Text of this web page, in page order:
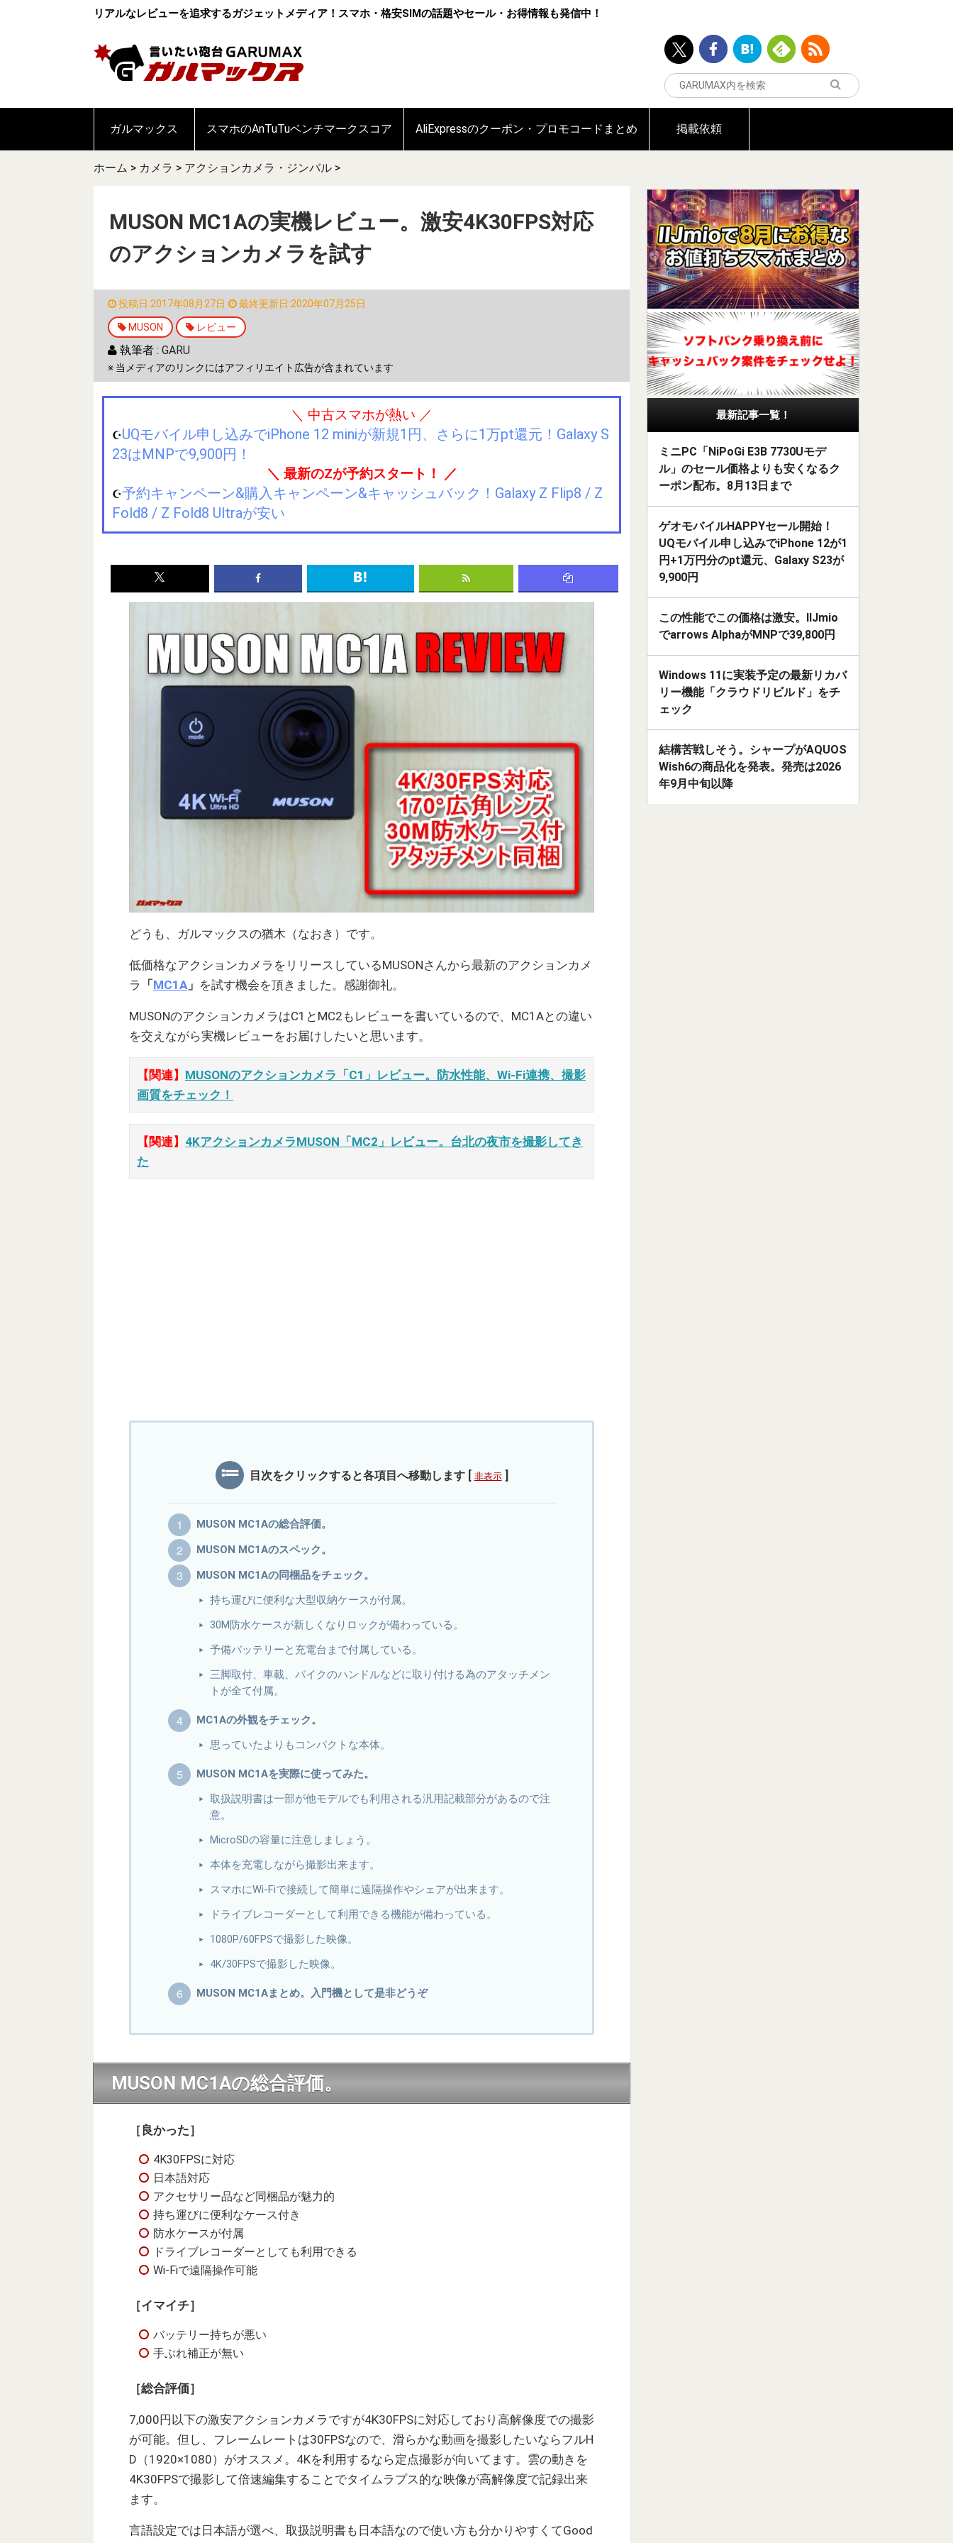
リアルなレビューを追求するガジェットメディア！スマホ・格安SIMの話題やセール・お得情報も発信中！
ガルマックス スマホのAnTuTuベンチマークスコア AliExpressのクーポン・プロモコードまとめ 掲載依頼
ホーム > カメラ > アクションカメラ・ジンバル >
MUSON MC1Aの実機レビュー。激安4K30FPS対応
のアクションカメラを試す
投稿日:2017年08月27日 最終更新日:2020年07月25日
MUSON レビュー
執筆者 : GARU
※ 当メディアのリンクにはアフィリエイト広告が含まれています
＼ 中古スマホが熱い ／
☪️UQモバイル申し込みでiPhone 12 miniが新規1円、さらに1万pt還元！Galaxy S
23はMNPで9,900円！
＼ 最新のZが予約スタート！ ／
☪️予約キャンペーン&購入キャンペーン&キャッシュバック！Galaxy Z Flip8 / Z
Fold8 / Z Fold8 Ultraが安い
どうも、ガルマックスの猶木（なおき）です。
低価格なアクションカメラをリリースしているMUSONさんから最新のアクションカメ
ラ
「MC1A 」 を試す機会を頂きました。感謝御礼。
MUSONのアクションカメラはC1とMC2もレビューを書いているので、MC1Aとの違い
を交えながら実機レビューをお届けしたいと思います。
【関連】 MUSONのアクションカメラ「C1」レビュー。防水性能、Wi-Fi連携、撮影
画質をチェック！
【関連】 4KアクションカメラMUSON「MC2」レビュー。台北の夜市を撮影してき
た
目次をクリックすると各項目へ移動します [ 非表示 ]
MUSON MC1Aの総合評価。
MUSON MC1Aのスペック。
MUSON MC1Aの同梱品をチェック。
持ち運びに便利な大型収納ケースが付属。
30M防水ケースが新しくなりロックが備わっている。
予備バッテリーと充電台まで付属している。
三脚取付、車載、バイクのハンドルなどに取り付ける為のアタッチメン
トが全て付属。
MC1Aの外観をチェック。
思っていたよりもコンパクトな本体。
MUSON MC1Aを実際に使ってみた。
取扱説明書は一部が他モデルでも利用される汎用記載部分があるので注
意。
MicroSDの容量に注意しましょう。
本体を充電しながら撮影出来ます。
スマホにWi-Fiで接続して簡単に遠隔操作やシェアが出来ます。
ドライブレコーダーとして利用できる機能が備わっている。
1080P/60FPSで撮影した映像。
4K/30FPSで撮影した映像。
MUSON MC1Aまとめ。入門機として是非どうぞ
MUSON MC1Aの総合評価。
［良かった］
4K30FPSに対応
日本語対応
アクセサリー品など同梱品が魅力的
持ち運びに便利なケース付き
防水ケースが付属
ドライブレコーダーとしても利用できる
Wi-Fiで遠隔操作可能
［イマイチ］
バッテリー持ちが悪い
手ぶれ補正が無い
［総合評価］
7,000円以下の激安アクションカメラですが4K30FPSに対応しており高解像度での撮影
が可能。但し、フレームレートは30FPSなので、滑らかな動画を撮影したいならフルH
D（1920×1080）がオススメ。4Kを利用するなら定点撮影が向いてます。雲の動きを
4K30FPSで撮影して倍速編集することでタイムラプス的な映像が高解像度で記録出来
ます。
言語設定では日本語が選べ、取扱説明書も日本語なので使い方も分かりやすくてGood
最新記事一覧！
ミニPC「NiPoGi E3B 7730Uモデ
ル」のセール価格よりも安くなるク
ーポン配布。8月13日まで
ゲオモバイルHAPPYセール開始！
UQモバイル申し込みでiPhone 12が1
円+1万円分のpt還元、Galaxy S23が
9,900円
この性能でこの価格は激安。IIJmio
でarrows AlphaがMNPで39,800円
Windows 11に実装予定の最新リカバ
リー機能「クラウドリビルド」をチ
ェック
結構苦戦しそう。シャープがAQUOS
Wish6の商品化を発表。発売は2026
年9月中旬以降